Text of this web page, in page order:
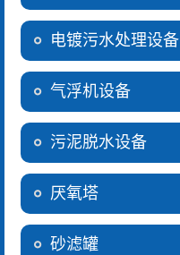
电镀污水处理设备
气浮机设备
污泥脱水设备
厌氧塔
砂滤罐